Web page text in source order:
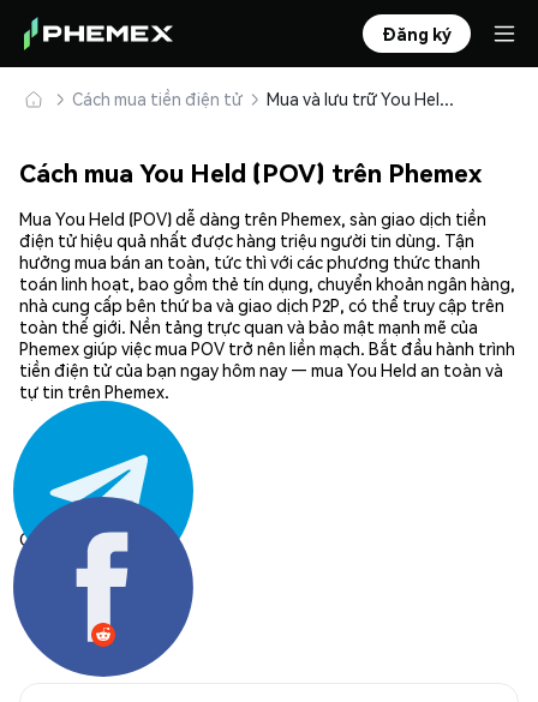
Đăng ký
Cách mua tiền điện tử Mua và lưu trữ You Held (POV) an toàn
Cách mua You Held (POV) trên Phemex
Mua You Held (POV) dễ dàng trên Phemex, sàn giao dịch tiền
điện tử hiệu quả nhất được hàng triệu người tin dùng. Tận
hưởng mua bán an toàn, tức thì với các phương thức thanh
toán linh hoạt, bao gồm thẻ tín dụng, chuyển khoản ngân hàng,
nhà cung cấp bên thứ ba và giao dịch P2P, có thể truy cập trên
toàn thế giới. Nền tảng trực quan và bảo mật mạnh mẽ của
Phemex giúp việc mua POV trở nên liền mạch. Bắt đầu hành trình
tiền điện tử của bạn ngay hôm nay — mua You Held an toàn và
tự tin trên Phemex.
Chia sẻ: